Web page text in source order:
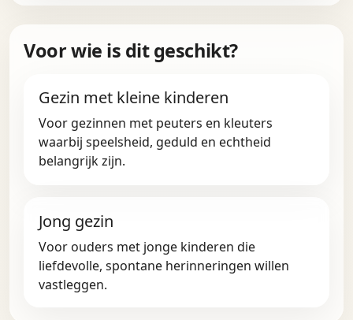
Voor wie is dit geschikt?
Gezin met kleine kinderen
Voor gezinnen met peuters en kleuters
waarbij speelsheid, geduld en echtheid
belangrijk zijn.
Jong gezin
Voor ouders met jonge kinderen die
liefdevolle, spontane herinneringen willen
vastleggen.